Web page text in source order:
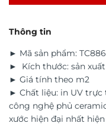
Thông tin
► Mã sản phẩm: TC886
► Kích thước: sản
► Giá tính theo m2
► Chất liệu: in UV trực
công nghệ phủ
xước hiện đại nhất hiện